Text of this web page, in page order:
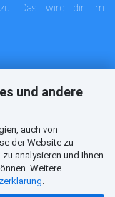
und andere
auch von
der Website zu
analysieren und Ihnen
Weitere
Das wird dir im